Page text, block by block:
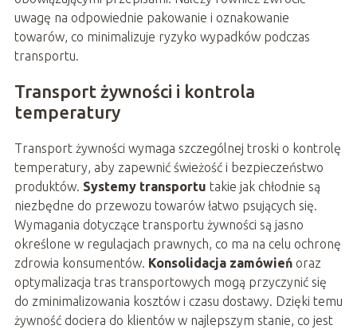
uwagę na odpowiednie pakowanie i oznakowanie
towarów, co minimalizuje ryzyko wypadków podczas
transportu.
Transport żywności i kontrola
temperatury
Transport żywności wymaga szczególnej troski o kontrolę
temperatury, aby zapewnić świeżość i bezpieczeństwo
produktów. Systemy transportu takie jak chłodnie są
niezbędne do przewozu towarów łatwo psujących się.
Wymagania dotyczące transportu żywności są jasno
określone w regulacjach prawnych, co ma na celu ochronę
zdrowia konsumentów. Konsolidacja zamówieńoraz
optymalizacja tras transportowych mogą przyczynić się
do zminimalizowania kosztów i czasu dostawy. Dzięki temu
żywność dociera do klientów w najlepszym stanie, co jest